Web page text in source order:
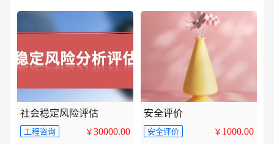
社会稳定风险评估
工程咨询 ￥ 30000.00
安全评价
安全评价 ￥ 1000.00